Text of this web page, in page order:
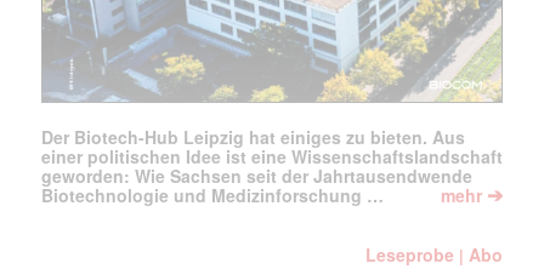
Der Biotech-Hub Leipzig hat einiges zu bieten. Aus
einer politischen Idee ist eine Wissenschaftslandschaft
geworden: Wie Sachsen seit der Jahrtausendwende
Biotechnologie und Medizinforschung …
mehr ➔
Leseprobe |Abo